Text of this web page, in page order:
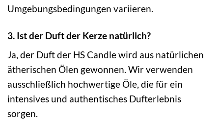
Umgebungsbedingungen variieren.
3. Ist der Duft der Kerze natürlich?
Ja, der Duft der HS Candle wird aus natürlichen
ätherischen Ölen gewonnen. Wir verwenden
ausschließlich hochwertige Öle, die für ein
intensives und authentisches Dufterlebnis
sorgen.